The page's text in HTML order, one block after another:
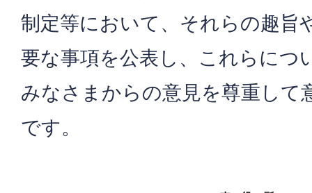
制定等において、それらの趣旨
要な事項を公表し、これらにつ
みなさまからの意見を尊重して
です。